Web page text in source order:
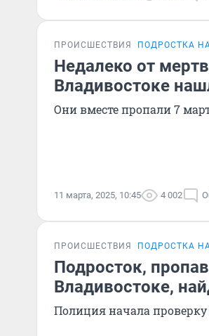
ПРОИСШЕСТВИЯ ПОДРОСТКА
Недалеко от
Владивостоке
Они вместе пропали 7
11 марта, 2025, 10:45 4 002
ПРОИСШЕСТВИЯ ПОДРОСТКА
Подросток,
Владивостоке,
Полиция начала